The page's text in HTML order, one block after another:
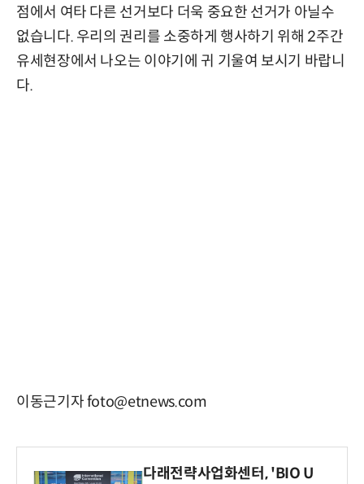
점에서 여타 다른 선거보다 더욱 중요한 선거가 아닐수
없습니다. 우리의 권리를 소중하게 행사하기 위해 2주간
유세현장에서 나오는 이야기에 귀 기울여 보시기 바랍니
다.
이동근기자 foto@etnews.com
다래전략사업화센터, 'BIO U